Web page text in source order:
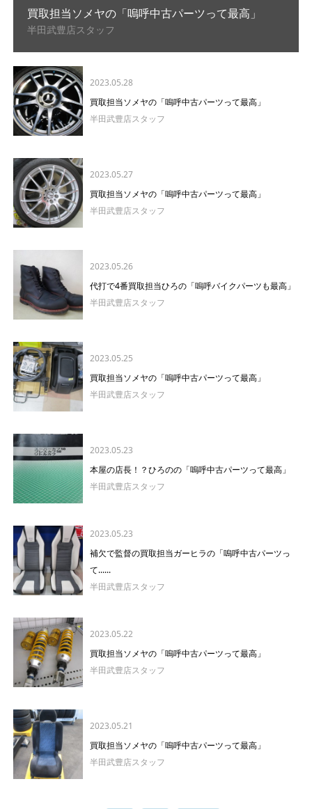
買取担当ソメヤの「嗚呼中古パーツって最高」
半田武豊店スタッフ
2023.05.28
買取担当ソメヤの「嗚呼中古パーツって最高」
半田武豊店スタッフ
2023.05.27
買取担当ソメヤの「嗚呼中古パーツって最高」
半田武豊店スタッフ
2023.05.26
代打で4番買取担当ひろの「嗚呼バイクパーツも最高」
半田武豊店スタッフ
2023.05.25
買取担当ソメヤの「嗚呼中古パーツって最高」
半田武豊店スタッフ
2023.05.23
本屋の店長！？ひろのの「嗚呼中古パーツって最高」
半田武豊店スタッフ
2023.05.23
補欠で監督の買取担当ガーヒラの「嗚呼中古パーツっ
て......
半田武豊店スタッフ
2023.05.22
買取担当ソメヤの「嗚呼中古パーツって最高」
半田武豊店スタッフ
2023.05.21
買取担当ソメヤの「嗚呼中古パーツって最高」
半田武豊店スタッフ